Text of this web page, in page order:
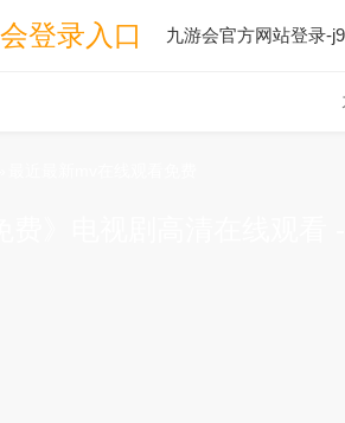
登录入口 九游会官方网站登录-